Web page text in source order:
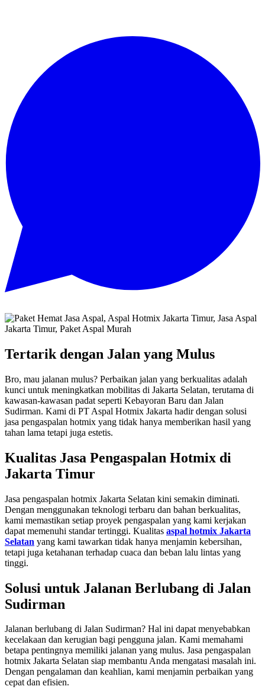
Tertarik dengan Jalan yang Mulus
Bro, mau jalanan mulus? Perbaikan jalan yang berkualitas adalah
kunci untuk meningkatkan mobilitas di Jakarta Selatan, terutama di
kawasan-kawasan padat seperti Kebayoran Baru dan Jalan
Sudirman. Kami di PT Aspal Hotmix Jakarta hadir dengan solusi
jasa pengaspalan hotmix yang tidak hanya memberikan hasil yang
tahan lama tetapi juga estetis.
Kualitas Jasa Pengaspalan Hotmix di
Jakarta Timur
Jasa pengaspalan hotmix Jakarta Selatan kini semakin diminati.
Dengan menggunakan teknologi terbaru dan bahan berkualitas,
kami memastikan setiap proyek pengaspalan yang kami kerjakan
dapat memenuhi standar tertinggi. Kualitas aspal hotmix Jakarta
Selatan yang kami tawarkan tidak hanya menjamin kebersihan,
tetapi juga ketahanan terhadap cuaca dan beban lalu lintas yang
tinggi.
Solusi untuk Jalanan Berlubang di Jalan
Sudirman
Jalanan berlubang di Jalan Sudirman? Hal ini dapat menyebabkan
kecelakaan dan kerugian bagi pengguna jalan. Kami memahami
betapa pentingnya memiliki jalanan yang mulus. Jasa pengaspalan
hotmix Jakarta Selatan siap membantu Anda mengatasi masalah ini.
Dengan pengalaman dan keahlian, kami menjamin perbaikan yang
cepat dan efisien.